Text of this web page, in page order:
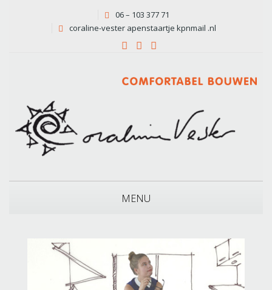
06 – 103 377 71
coraline-vester apenstaartje kpnmail .nl
MENU